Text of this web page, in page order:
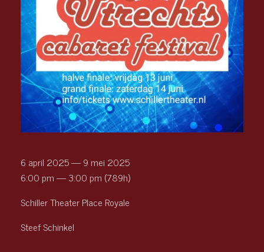
6 april 2025 — 9 mei 2025
6:00 pm — 3:00 pm (789h)
Schiller Theater Place Royale
Steef Schinkel